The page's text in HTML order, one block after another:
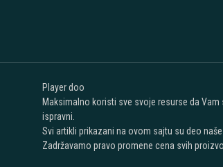
Player doo
Maksimalno koristi sve svoje resurse da
ispravni.
Svi artikli prikazani na ovom sajtu su deo
Zadržavamo pravo promene cena svih